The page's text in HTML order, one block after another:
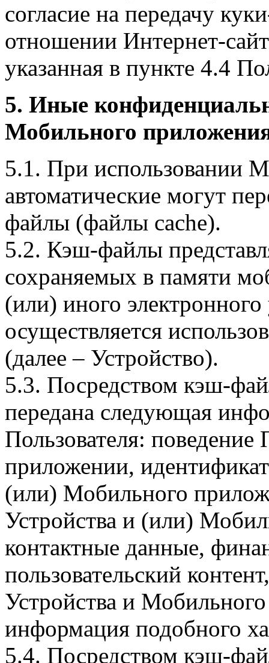
согласие на передачу
отношении Интернет-
указанная в пункте 4.4
5. Иные
Мобильного
5.1. При использовании
автоматические могут
файлы (файлы cache).
5.2. Кэш-файлы
сохраняемых в памяти
(или) иного электронного
осуществляется
(далее – Устройство).
5.3. Посредством кэш-
передана следующая
Пользователя:
приложении,
(или) Мобильного
Устройства и (или)
контактные данные,
пользовательский
Устройства и
информация подобного
5.4. Посредством кэш-